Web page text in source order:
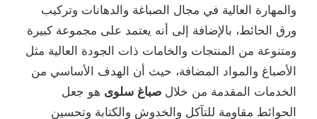
والمهارة العالية في مجال الصباغة والدهانات وتركيب
ورق الحائط، بالإضافة إلى أنه يعتمد على مجموعة كبيرة
ومتنوعة من المنتجات والخامات ذات الجودة العالية مثل
الأصباغ والمواد المضافة، حيث أن الهدف الأساسي من
الخدمات المقدمة من خلال صباغ سلوى هو جعل
الحوائط مقاومة للتآكل والخدوش والكتابة وتحسين